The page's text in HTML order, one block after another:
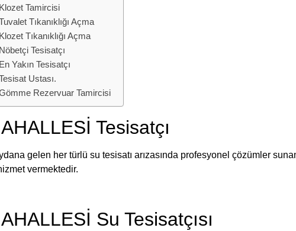
Tamircisi
Tıkanıklığı Açma
Tıkanıklığı Açma
Tesisatçı
Yakın Tesisatçı
Ustası.
Rezervuar Tamircisi
Tesisatçı
gelen her türlü su tesisatı arızasında profesyonel çözümler
vermektedir.
Su Tesisatçısı